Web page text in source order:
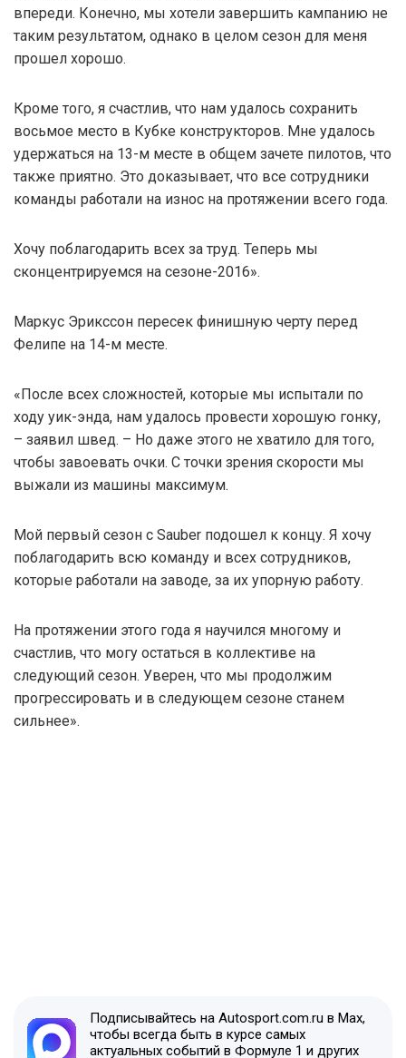
впереди. Конечно, мы хотели завершить кампанию не
таким результатом, однако в целом сезон для меня
прошел хорошо.
Кроме того, я счастлив, что нам удалось сохранить
восьмое место в Кубке конструкторов. Мне удалось
удержаться на 13-м месте в общем зачете пилотов, что
также приятно. Это доказывает, что все сотрудники
команды работали на износ на протяжении всего года.
Хочу поблагодарить всех за труд. Теперь мы
сконцентрируемся на сезоне-2016».
Маркус Эрикссон пересек финишную черту перед
Фелипе на 14-м месте.
«После всех сложностей, которые мы испытали по
ходу уик-энда, нам удалось провести хорошую гонку,
– заявил швед. – Но даже этого не хватило для того,
чтобы завоевать очки. С точки зрения скорости мы
выжали из машины максимум.
Мой первый сезон с Sauber подошел к концу. Я хочу
поблагодарить всю команду и всех сотрудников,
которые работали на заводе, за их упорную работу.
На протяжении этого года я научился многому и
счастлив, что могу остаться в коллективе на
следующий сезон. Уверен, что мы продолжим
прогрессировать и в следующем сезоне станем
сильнее».
Подписывайтесь на Autosport.com.ru в Max,
чтобы всегда быть в курсе самых
актуальных событий в Формуле 1 и других